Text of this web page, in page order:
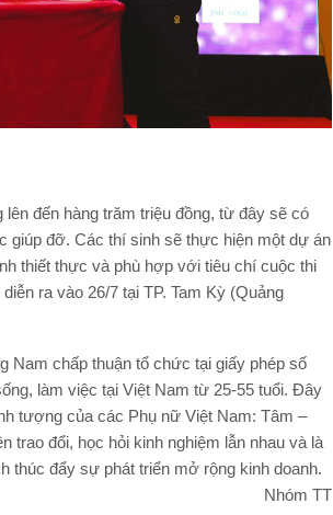
đến hàng trăm triệu đồng, từ đây sẽ có
đỡ. Các thí sinh sẽ thực hiện một dự án
thiết thực và phù hợp với tiêu chí cuộc thi
ra vào 26/7 tại TP. Tam Kỳ (Quảng
Nam chấp thuận tổ chức tại giấy phép số
làm việc tại Việt Nam từ 25-55 tuổi. Đây
tượng của các Phụ nữ Việt Nam: Tâm –
trao đổi, học hỏi kinh nghiệm lẫn nhau và là
thúc đẩy sự phát triển mở rộng kinh doanh.
Nhóm TT